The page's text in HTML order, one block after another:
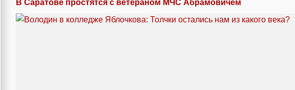
В Саратове простятся с ветераном МЧС Абрамовичем